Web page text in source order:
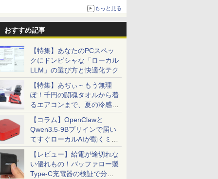
もっと見る
おすすめ記事
【特集】あなたのPCスペッ
クにドンピシャな「ローカル
LLM」の選び方と快適化テク
【特集】あぢぃ～もう無理
ぽ！千円の闘魂タオルから着
るエアコンまで、夏の冷感グ
ッズ一挙紹介
【コラム】OpenClawと
Qwen3.5-9Bプリインで届い
てすぐローカルAIが動くミニ
PC「SER9 Pro」
【レビュー】給電が途切れな
い優れもの！バッファロー製
Type-C充電器の検証で分か